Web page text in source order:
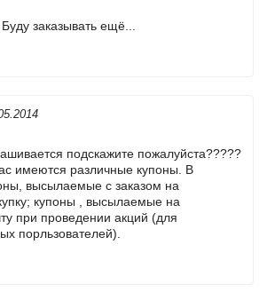
заказывать ещё...
подскажите пожалуйста?????
имеются различные купоны. В
высылаемые с заказом на
купоны , высылаемые на
при проведении акций (для
порльзователей).